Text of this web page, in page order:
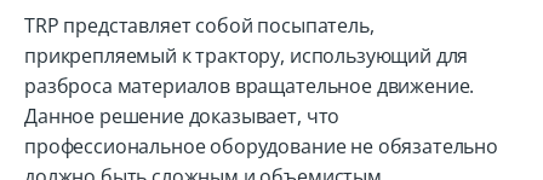
TRP представляет собой посыпатель,
прикрепляемый к трактору, использующий для
разброса материалов вращательное движение.
Данное решение доказывает, что
профессиональное оборудование не обязательно